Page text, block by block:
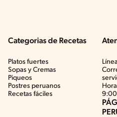
Categorias de Recetas
Platos fuertes
Sopas y Cremas
Piqueos
Postres peruanos
Recetas fáciles
9:00